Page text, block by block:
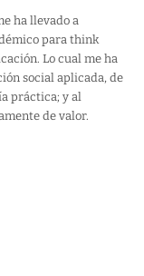
ha llevado a
para think
Lo cual me ha
social aplicada, de
práctica; y al
de valor.